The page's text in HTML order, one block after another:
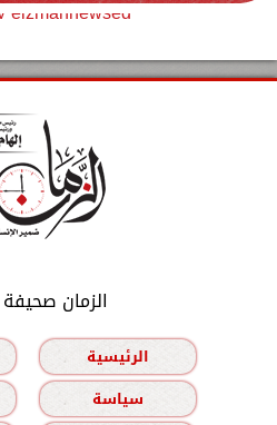
elzmannewseg
الزمان
الرئيسية
سياسة